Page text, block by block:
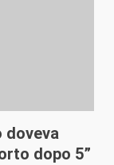
doveva
dopo 5”